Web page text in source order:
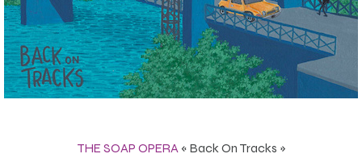
THE SOAP OPERA« Back On Tracks »